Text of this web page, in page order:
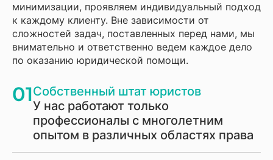
минимизации, проявляем индивидуальный подход
к каждому клиенту. Вне зависимости от
сложностей задач, поставленных перед нами, мы
внимательно и ответственно ведем каждое дело
по оказанию юридической помощи.
01Собственный штат юристов
У нас работают только
профессионалы с многолетним
опытом в различных областях права